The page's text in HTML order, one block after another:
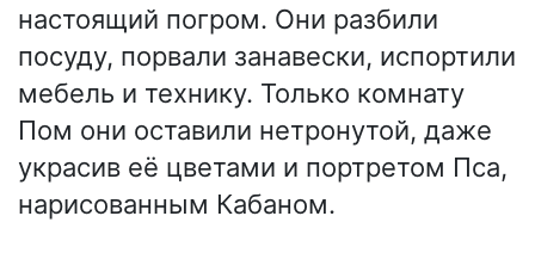
настоящий погром. Они разбили
посуду, порвали занавески, испортили
мебель и технику. Только комнату
Пом они оставили нетронутой, даже
украсив её цветами и портретом Пса,
нарисованным Кабаном.